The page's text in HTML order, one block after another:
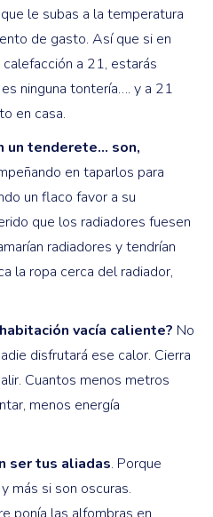
le subas a la temperatura
de gasto. Así que si en
a 21, estarás
ninguna tontería…. y a 21
en casa.
un tenderete… son,
en taparlos para
un flaco favor a su
que los radiadores fuesen
radiadores y tendrían
la ropa cerca del radiador,
vacía caliente? No
disfrutará ese calor. Cierra
Cuantos menos metros
menos energía
ser tus aliadas. Porque
más si son oscuras.